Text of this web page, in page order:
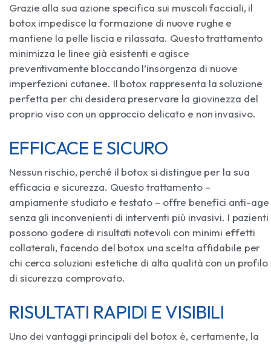
Grazie alla sua azione specifica sui muscoli facciali, il
botox impedisce la formazione di nuove rughe e
mantiene la pelle liscia e rilassata. Questo trattamento
minimizza le linee già esistenti e agisce
preventivamente bloccando l’insorgenza di nuove
imperfezioni cutanee. Il botox rappresenta la soluzione
perfetta per chi desidera preservare la giovinezza del
proprio viso con un approccio delicato e non invasivo.
EFFICACE E SICURO
Nessun rischio, perché il botox si distingue per la sua
efficacia e sicurezza. Questo trattamento –
ampiamente studiato e testato – offre benefici anti-age
senza gli inconvenienti di interventi più invasivi. I pazienti
possono godere di risultati notevoli con minimi effetti
collaterali, facendo del botox una scelta affidabile per
chi cerca soluzioni estetiche di alta qualità con un profilo
di sicurezza comprovato.
RISULTATI RAPIDI E VISIBILI
Uno dei vantaggi principali del botox è, certamente, la